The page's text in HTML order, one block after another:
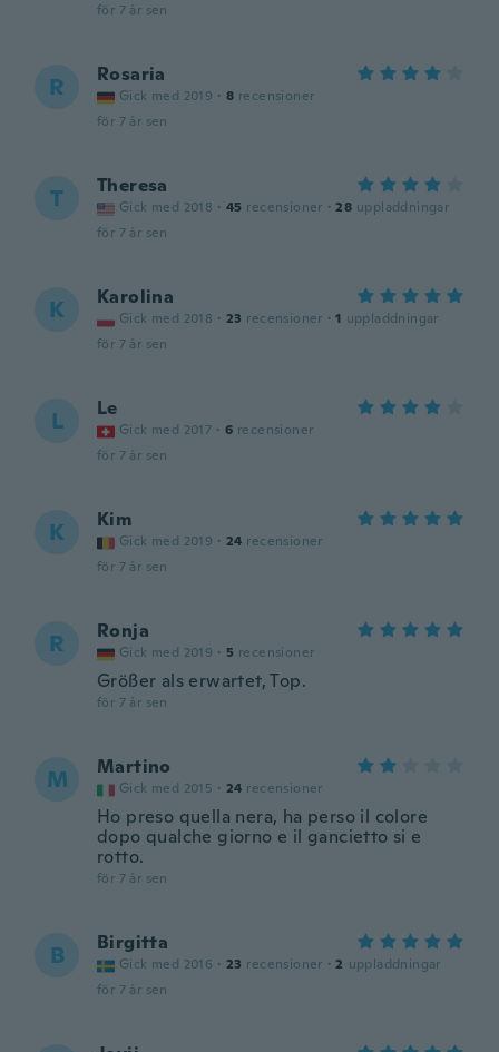
för 7 år sen
R Rosaria
Gick med 2019 · 8 recensioner
för 7 år sen
T Theresa
Gick med 2018 · 45 recensioner · 28 uppladdningar
för 7 år sen
K Karolina
Gick med 2018 · 23 recensioner · 1 uppladdningar
för 7 år sen
L Le
Gick med 2017 · 6 recensioner
för 7 år sen
K Kim
Gick med 2019 · 24 recensioner
för 7 år sen
R Ronja
Gick med 2019 · 5 recensioner
Größer als erwartet, Top.
för 7 år sen
M Martino
Gick med 2015 · 24 recensioner
Ho preso quella nera, ha perso il colore
dopo qualche giorno e il gancietto si e
rotto.
för 7 år sen
B Birgitta
Gick med 2016 · 23 recensioner · 2 uppladdningar
för 7 år sen